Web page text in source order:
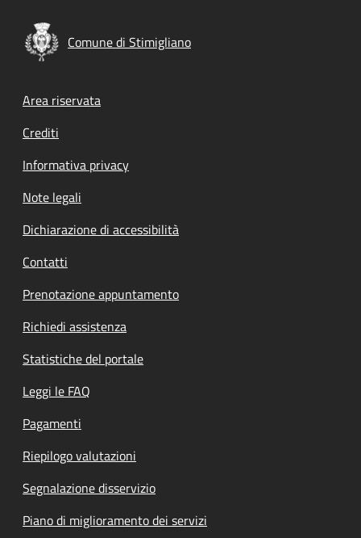
Comune di Stimigliano
Footer menu
Area riservata
Crediti
Informativa privacy
Note legali
Dichiarazione di accessibilità
Contatti
Prenotazione appuntamento
Richiedi assistenza
Statistiche del portale
Leggi le FAQ
Pagamenti
Riepilogo valutazioni
Segnalazione disservizio
Piano di miglioramento dei servizi